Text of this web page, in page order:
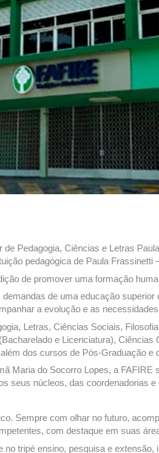
Pedagogia, Ciências e Letras
pedagógica de Paula
de promover uma formação
de uma educação
a evolução e as
Letras, Ciências Sociais,
e Licenciatura),
dos cursos de Pós-Graduação e
Maria do Socorro Lopes, a
seus núcleos, das coordenadorias
Sempre com olhar no futuro,
com destaque em suas
tripé ensino, pesquisa e